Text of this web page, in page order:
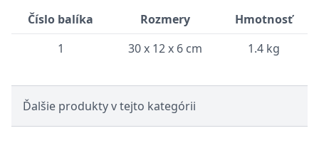
Číslo balíka Rozmery
Hmotnosť
1
30 x 12 x 6 cm 1.4 kg
Ďalšie produkty v tejto kategórii